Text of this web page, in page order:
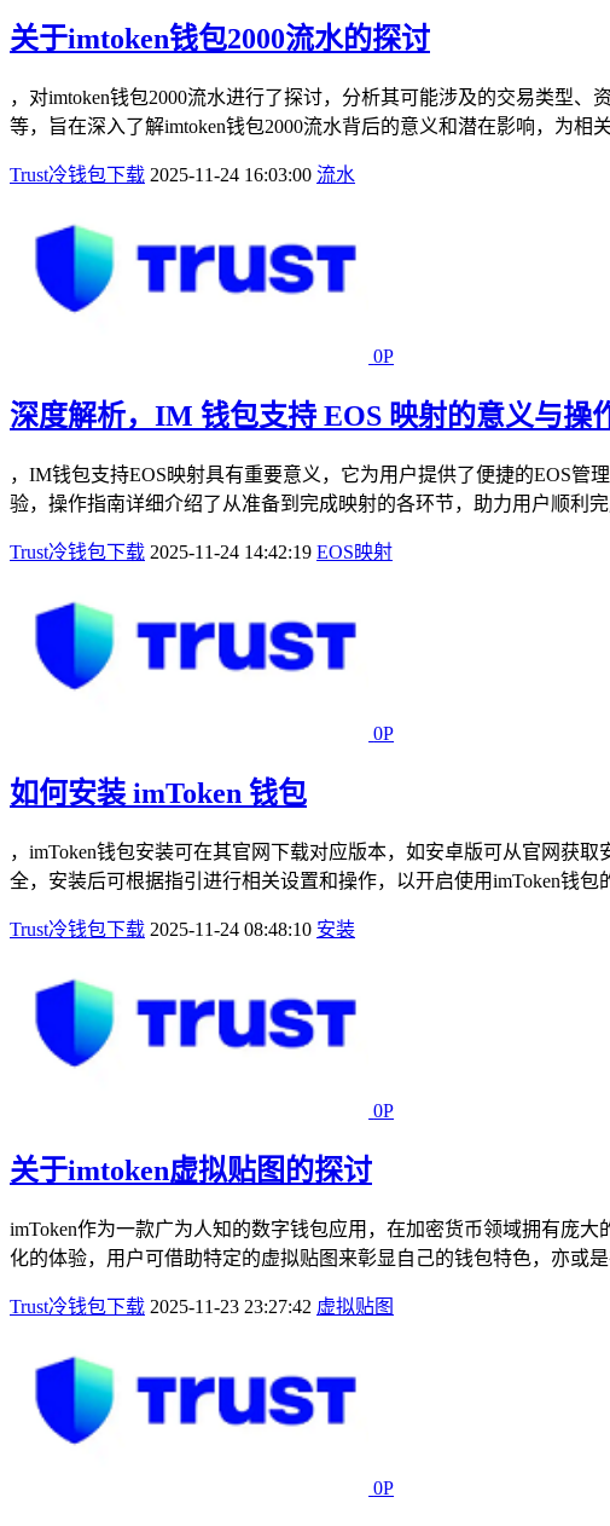
关于imtoken钱包2000流水的探讨
，对imtoken钱包2000流水进行了探讨，分析其可能涉及的交易类型
等，旨在深入了解imtoken钱包2000流水背后的意义和潜在影响，为
Trust冷钱包下载 2025-11-24 16:03:00 流水
0P
深度解析，IM 钱包支持 EOS 映射的意义与操
，IM钱包支持EOS映射具有重要意义，它为用户提供了便捷的EOS
验，操作指南详细介绍了从准备到完成映射的各环节，助力用户顺利
Trust冷钱包下载 2025-11-24 14:42:19 EOS映射
0P
如何安装 imToken 钱包
，imToken钱包安装可在其官网下载对应版本，如安卓版可从官网获
全，安装后可根据指引进行相关设置和操作，以开启使用imToken钱
Trust冷钱包下载 2025-11-24 08:48:10 安装
0P
关于imtoken虚拟贴图的探讨
imToken作为一款广为人知的数字钱包应用，在加密货币领域拥有庞
化的体验，用户可借助特定的虚拟贴图来彰显自己的钱包特色，亦或
Trust冷钱包下载 2025-11-23 23:27:42 虚拟贴图
0P